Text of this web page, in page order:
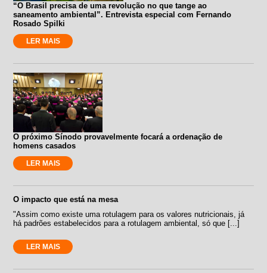
“O Brasil precisa de uma revolução no que tange ao
saneamento ambiental”. Entrevista especial com Fernando
Rosado Spilki
LER MAIS
O próximo Sínodo provavelmente focará a ordenação de
homens casados
LER MAIS
O impacto que está na mesa
"Assim como existe uma rotulagem para os valores nutricionais, já
há padrões estabelecidos para a rotulagem ambiental, só que [...]
LER MAIS